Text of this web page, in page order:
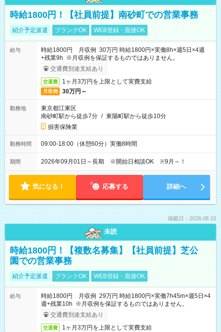
時給1800円！【社員前提】南砂町での営業事務
紹介予定派遣 ブランクOK WEB登録・面接OK
給与
時給1800円 月収例 30万円 時給1800円×実働8h×週5日×4週
+残業9h ※月収例を保証するものではありません。
交通費別途支給あり
交通費 1ヶ月3万円を上限として実費支給
月収例 30万円～
勤務地
東京都江東区
南砂町駅から徒歩7分 / 東陽町駅から徒歩10分
損害保険業
勤務時間 09:00-18:00（休憩60分）実働8時間
期間 2026年09月01日～長期 ※開始日相談OK ※9月～！
気になる！ 応募する 詳細へ
掲載日：2026.08.10
未読
時給1800円！【複数名募集】【社員前提】芝公
園での営業事務
紹介予定派遣 ブランクOK WEB登録・面接OK
給与
時給1800円 月収例 29万円 時給1800円×実働7h45m×週5日×4
週+残業10h ※月収例を保証するものではありません。
交通費別途支給あり
交通費 1ヶ月3万円を上限として実費支給